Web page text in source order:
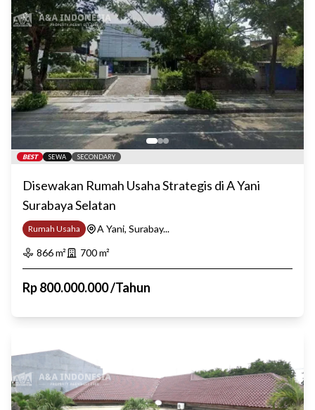
BEST SEWA SECONDARY
Disewakan Rumah Usaha Strategis di A Yani
Surabaya Selatan
Rumah Usaha
A Yani, Surabay...
866m² 700m²
Rp800.000.000/Tahun